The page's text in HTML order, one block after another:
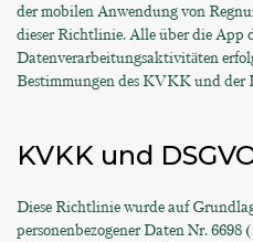
der mobilen Anwendung von
dieser Richtlinie. Alle über die App
Datenverarbeitungsaktivitäten
Bestimmungen des KVKK und der
KVKK und
Diese Richtlinie wurde auf
personenbezogener Daten Nr.